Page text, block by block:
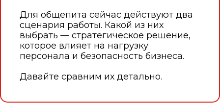
Статьи
Инструкции
Новости
Для общепита сейчас действуют два
сценария работы. Какой из них
выбрать — стратегическое решение,
которое влияет на нагрузку
персонала и безопасность бизнеса.
Давайте сравним их детально.